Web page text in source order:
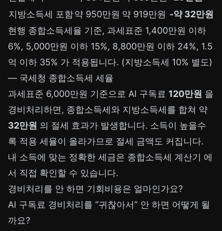
지방소득세 포함약 950만원 약 919만원 -약 32만원
현행 종합소득세율 기준, 과세표준 1,400만원 이하
6%, 5,000만원 이하 15%, 8,800만원 이하 24%, 1.5
억 이하 35% 가 적용됩니다. (지방소득세 10% 별도)
— 국세청 종합소득세 세율
과세표준 6,000만원 기준으로 AI 구독료 120만원 을
경비처리하면, 종합소득세와 지방소득세를 합쳐 약
32만원 의 절세 효과가 발생합니다. 소득이 높을수
록 적용 세율이 올라가므로 절세 금액도 커집니다.
내 소득에 맞는 정확한 세금은 종합소득세 계산기 에
서 직접 확인할 수 있습니다.
경비처리를 안 하면 기회비용은 얼마인가요?
AI 구독료 경비처리를 “귀찮아서” 안 하면 어떻게 될
까요?